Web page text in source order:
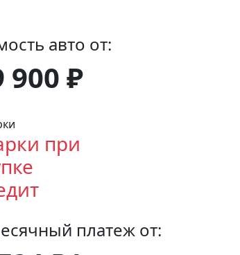
авто от:
900 ₽
при
платеж от: